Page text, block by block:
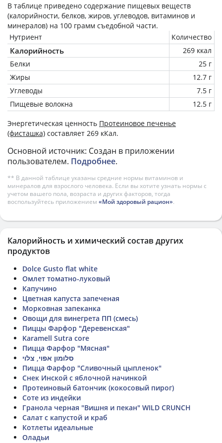
В таблице приведено содержание пищевых веществ
(калорийности, белков, жиров, углеводов, витаминов и
минералов) на 100 грамм съедобной части.
Нутриент
Количество
Калорийность
269 ккал
Белки
25 г
Жиры
12.7 г
Углеводы
7.5 г
Пищевые волокна
12.5 г
Энергетическая ценность Протеиновое печенье
(фисташка) составляет 269 кКал.
Основной источник: Создан в приложении
пользователем. Подробнее.
** В данной таблице указаны средние нормы витаминов и
минералов для взрослого человека. Если вы хотите узнать нормы с
учетом вашего пола, возраста и других факторов, тогда
воспользуйтесь приложением «Мой здоровый рацион».
Калорийность и химический состав других
продуктов
Dolce Gusto flat white
Омлет томатно-луковый
Капучино
Цветная капуста запеченая
Морковная запеканка
Овощи для винегрета ПП (смесь)
Пиццы Фарфор "Деревенская"
Karamell Sutra core
Пицца Фарфор "Мясная"
סלומון אפוי, צלוי
Пицца Фарфор "Сливочный цыпленок"
Снек Инской с яблочной начинкой
Протеиновый батончик (кокосовый пирог)
Соте из индейки
Гранола черная "Вишня и пекан" WILD CRUNCH
Салат с капустой и краб
Котлеты идеальные
Оладьи